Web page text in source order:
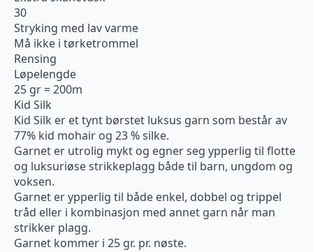
30
Stryking med lav varme
Må ikke i tørketrommel
Rensing
Løpelengde
25 gr = 200m
Kid Silk
Kid Silk er et tynt børstet luksus garn som består av
77% kid mohair og 23 % silke.
Garnet er utrolig mykt og egner seg ypperlig til flotte
og luksuriøse strikkeplagg både til barn, ungdom og
voksen.
Garnet er ypperlig til både enkel, dobbel og trippel
tråd eller i kombinasjon med annet garn når man
strikker plagg.
Garnet kommer i 25 gr. pr. nøste.